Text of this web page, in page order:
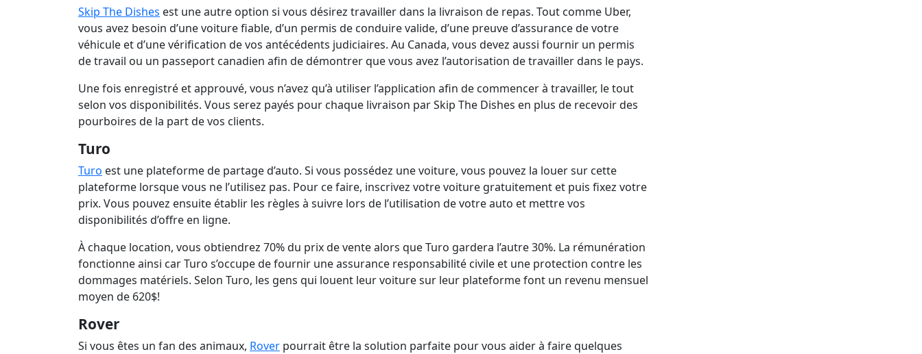
Skip The Dishes est une autre option si vous désirez travailler dans la livraison de repas. Tout comme Uber,
vous avez besoin d’une voiture fiable, d’un permis de conduire valide, d’une preuve d’assurance de votre
véhicule et d’une vérification de vos antécédents judiciaires. Au Canada, vous devez aussi fournir un permis
de travail ou un passeport canadien afin de démontrer que vous avez l’autorisation de travailler dans le pays.
Une fois enregistré et approuvé, vous n’avez qu’à utiliser l’application afin de commencer à travailler, le tout
selon vos disponibilités. Vous serez payés pour chaque livraison par Skip The Dishes en plus de recevoir des
pourboires de la part de vos clients.
Turo
Turo est une plateforme de partage d’auto. Si vous possédez une voiture, vous pouvez la louer sur cette
plateforme lorsque vous ne l’utilisez pas. Pour ce faire, inscrivez votre voiture gratuitement et puis fixez votre
prix. Vous pouvez ensuite établir les règles à suivre lors de l’utilisation de votre auto et mettre vos
disponibilités d’offre en ligne.
À chaque location, vous obtiendrez 70% du prix de vente alors que Turo gardera l’autre 30%. La rémunération
fonctionne ainsi car Turo s’occupe de fournir une assurance responsabilité civile et une protection contre les
dommages matériels. Selon Turo, les gens qui louent leur voiture sur leur plateforme font un revenu mensuel
moyen de 620$!
Rover
Si vous êtes un fan des animaux, Rover pourrait être la solution parfaite pour vous aider à faire quelques